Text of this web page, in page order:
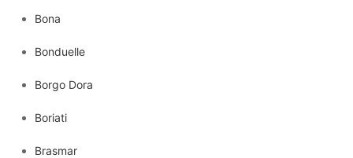
Bona
Bonduelle
Borgo Dora
Boriati
Brasmar